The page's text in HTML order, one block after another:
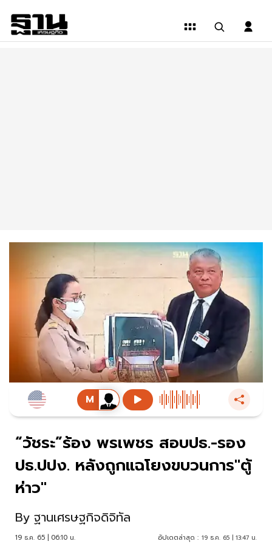
“วัชระ”ร้อง พรเพชร สอบปธ.-รอง
ปธ.ปปง. หลังถูกแฉโยงขบวนการ"ตู้
ห่าว"
By ฐานเศรษฐกิจดิจิทัล
19 ธ.ค. 65 | 06:10 น. อัปเดตล่าสุด : 19 ธ.ค. 65 | 13:47 น.